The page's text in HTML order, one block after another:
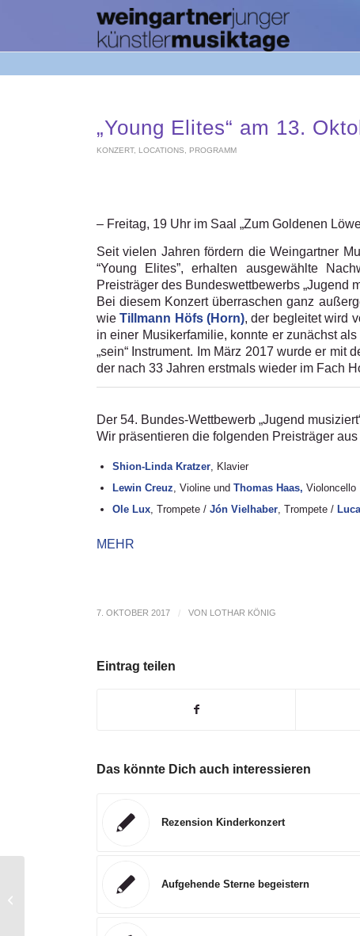
„Young Elites“ am 13.
KONZERT, LOCATIONS PROGRAMM
– Freitag, 19 Uhr im Saal „Zum Goldenen
Seit vielen Jahren fördern die Weingartner
“Young Elites”, erhalten ausgewählte
Preisträger des Bundeswettbewerbs „Jugend
Bei diesem Konzert überraschen ganz
wieTillmann Höfs (Horn), der begleitet wird
in einer Musikerfamilie, konnte er zunächst
„sein“ Instrument. Im März 2017 wurde er mit
der nach 33 Jahren erstmals wieder im Fach
Der 54. Bundes-Wettbewerb „Jugend
Wir präsentieren die folgenden Preisträger
Shion-Linda Kratzer , Klavier
Lewin Creuz , Violine und Thomas Haas, Violoncello
Ole Lux , Trompete / Jón Vielhaber , Trompete /
MEHR
7. OKTOBER 2017 / VON LOTHAR KÖNIG
Eintrag teilen
Das könnte Dich auch interessieren
Rezension Kinderkonzert
Aufgehende Sterne begeistern